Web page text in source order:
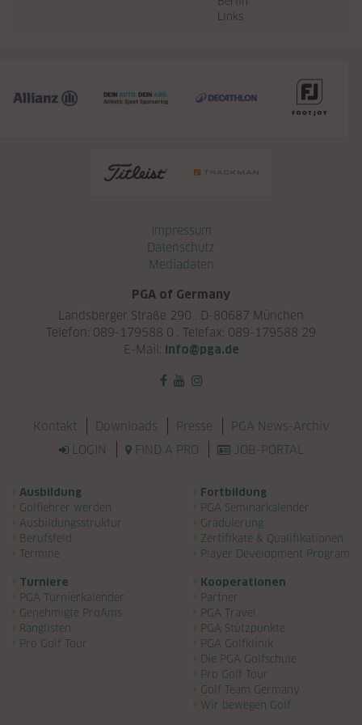
Links
Impressum
Datenschutz
Mediadaten
PGA of Germany
Landsberger Straße 290 . D-80687 München
Telefon: 089-179588 0 . Telefax: 089-179588 29
E-Mail: info@pga.de
Navigation überspringen
Kontakt Downloads Presse
PGA News-Archiv
LOGIN
FIND A PRO JOB-PORTAL
Navigation überspringen
Ausbildung
Golflehrer werden
Ausbildungsstruktur
Berufsfeld
Termine
Fortbildung
PGA Seminarkalender
Graduierung
Zertifikate & Qualifikationen
Player Development Program
Turniere
PGA Turnierkalender
Genehmigte ProAms
Ranglisten
Pro Golf Tour
Kooperationen
Partner
PGA Travel
PGA Stützpunkte
PGA Golfklinik
Die PGA Golfschule
Pro Golf Tour
Golf Team Germany
Wir bewegen Golf